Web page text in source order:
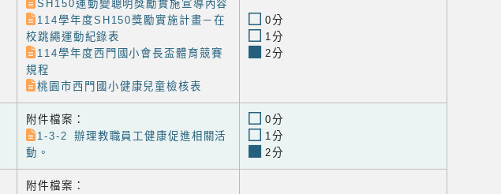
SH150運動變聰明獎勵實施宣導內容
114學年度SH150獎勵實施計畫－在
校跳繩運動紀錄表
114學年度西門國小會長盃體育競賽
規程
桃園市西門國小健康兒童檢核表
0分
1分
2分
附件檔案：
1-3-2 辦理教職員工健康促進相關活
動。
0分
1分
2分
附件檔案：